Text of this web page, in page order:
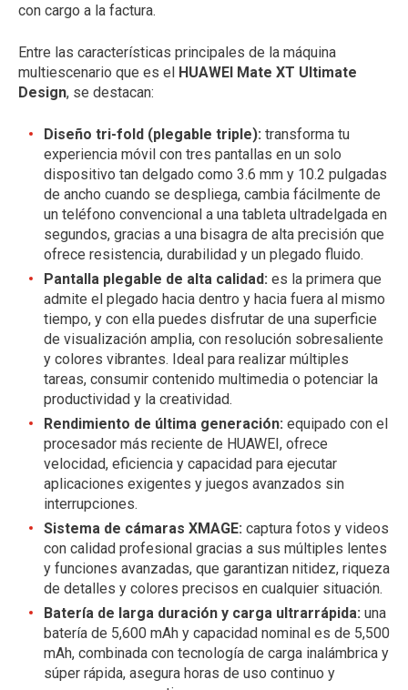
con cargo a la factura.
Entre las características principales de la máquina
multiescenario que es el HUAWEI Mate XT Ultimate
Design, se destacan:
Diseño tri-fold (plegable triple): transforma tu
experiencia móvil con tres pantallas en un solo
dispositivo tan delgado como 3.6 mm y 10.2 pulgadas
de ancho cuando se despliega, cambia fácilmente de
un teléfono convencional a una tableta ultradelgada en
segundos, gracias a una bisagra de alta precisión que
ofrece resistencia, durabilidad y un plegado fluido.
Pantalla plegable de alta calidad: es la primera que
admite el plegado hacia dentro y hacia fuera al mismo
tiempo, y con ella puedes disfrutar de una superficie
de visualización amplia, con resolución sobresaliente
y colores vibrantes. Ideal para realizar múltiples
tareas, consumir contenido multimedia o potenciar la
productividad y la creatividad.
Rendimiento de última generación: equipado con el
procesador más reciente de HUAWEI, ofrece
velocidad, eficiencia y capacidad para ejecutar
aplicaciones exigentes y juegos avanzados sin
interrupciones.
Sistema de cámaras XMAGE: captura fotos y videos
con calidad profesional gracias a sus múltiples lentes
y funciones avanzadas, que garantizan nitidez, riqueza
de detalles y colores precisos en cualquier situación.
Batería de larga duración y carga ultrarrápida: una
batería de 5,600 mAh y capacidad nominal es de 5,500
mAh, combinada con tecnología de carga inalámbrica y
súper rápida, asegura horas de uso continuo y